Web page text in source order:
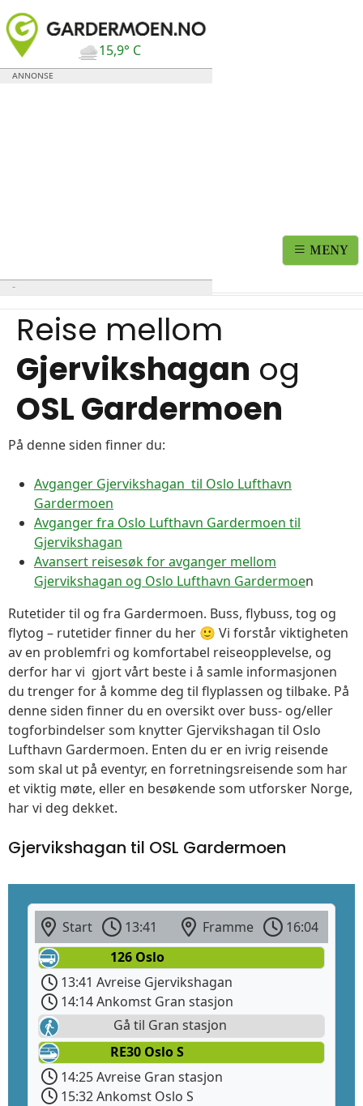
15,9° C
MENY
Reise mellom
Gjervikshagan og
OSL Gardermoen
På denne siden finner du:
Avganger Gjervikshagan til Oslo Lufthavn
Gardermoen
Avganger fra Oslo Lufthavn Gardermoen til
Gjervikshagan
Avansert reisesøk for avganger mellom
Gjervikshagan og Oslo Lufthavn Gardermoen
Rutetider til og fra Gardermoen. Buss, flybuss, tog og
flytog – rutetider finner du her 🙂 Vi forstår viktigheten
av en problemfri og komfortabel reiseopplevelse, og
derfor har vi gjort vårt beste i å samle informasjonen
du trenger for å komme deg til flyplassen og tilbake. På
denne siden finner du en oversikt over buss- og/eller
togforbindelser som knytter Gjervikshagan til Oslo
Lufthavn Gardermoen. Enten du er en ivrig reisende
som skal ut på eventyr, en forretningsreisende som har
et viktig møte, eller en besøkende som utforsker Norge,
har vi deg dekket.
Gjervikshagan til OSL Gardermoen
Start 13:41 Framme
16:04
126 Oslo
13:41 Avreise Gjervikshagan
14:14 Ankomst Gran stasjon
Gå til Gran stasjon
RE30 Oslo S
14:25 Avreise Gran stasjon
15:32 Ankomst Oslo S